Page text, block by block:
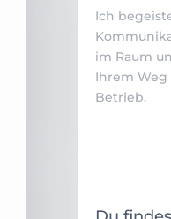
Ich
im Raum
Ihrem
Betrieb.